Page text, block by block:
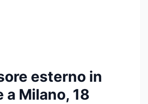
esterno in
a Milano, 18